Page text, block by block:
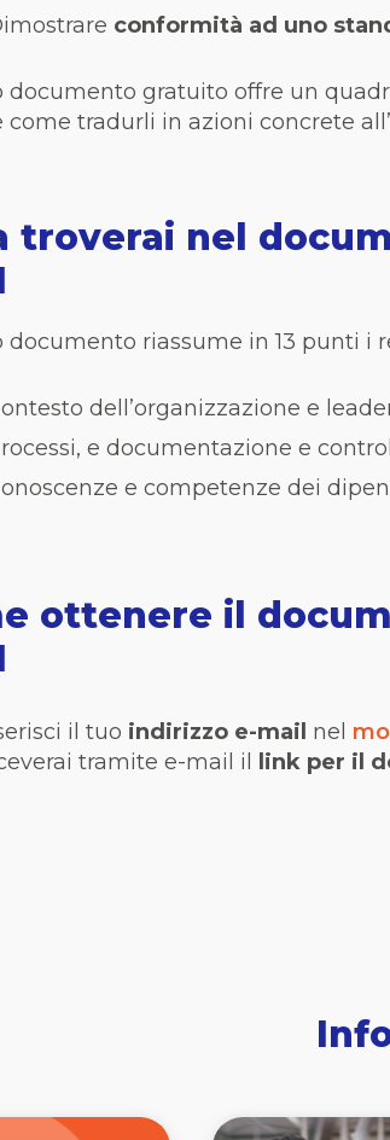
conformità ad uno
documento gratuito offre un
come tradurli in azioni concrete
troverai nel
documento riassume in 13 punti i
dell’organizzazione e
e documentazione e
e competenze dei
ottenere il
il tuo indirizzo e-mail nel
tramite e-mail il
link per il